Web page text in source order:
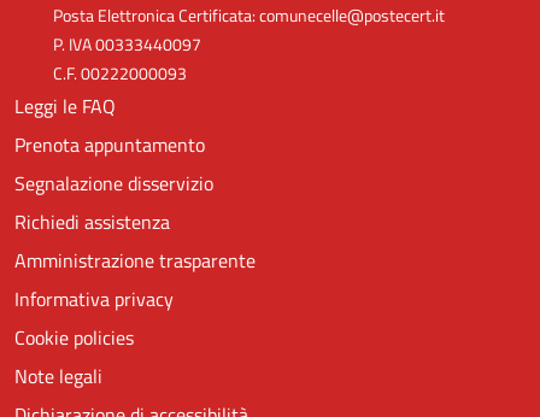
Posta Elettronica Certificata: comunecelle@postecert.it
P. IVA 00333440097
C.F. 00222000093
Leggi le FAQ
Prenota appuntamento
Segnalazione disservizio
Richiedi assistenza
Amministrazione trasparente
Informativa privacy
Cookie policies
Note legali